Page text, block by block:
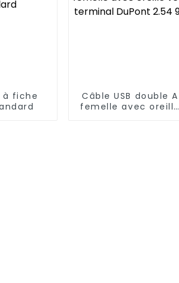
à fiche
Câble USB double A
femelle avec oreille